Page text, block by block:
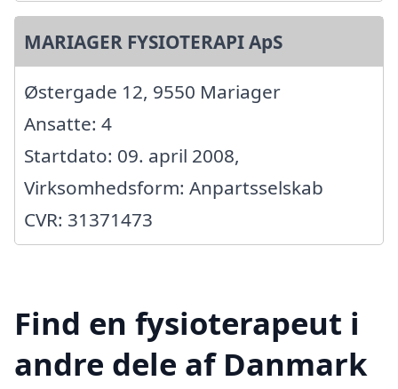
MARIAGER FYSIOTERAPI ApS
Østergade 12, 9550 Mariager
Ansatte: 4
Startdato: 09. april 2008,
Virksomhedsform: Anpartsselskab
CVR: 31371473
Find en fysioterapeut i
andre dele af Danmark